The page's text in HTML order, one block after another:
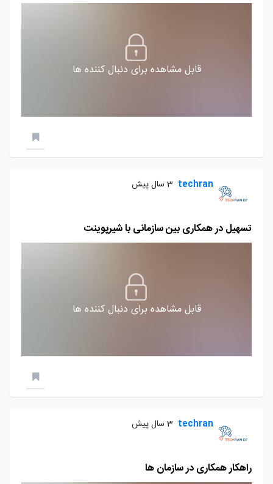
قابل مشاهده برای دنبال کننده ها
techran 3 سال پیش
تسهیل در همکاری بین سازمانی با شیرپوینت
قابل مشاهده برای دنبال کننده ها
techran 3 سال پیش
راهکار همکاری در سازمان ها